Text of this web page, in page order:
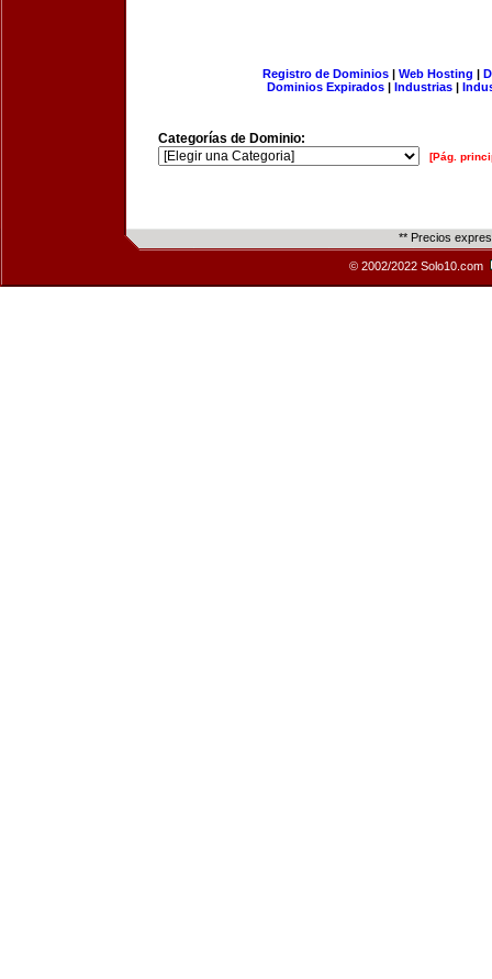
Registro de Dominios| Web Hosting |
Dominios Expirados | Industrias |
Categorías de Dominio:
[Pág.
** Precios
© 2002/2022 Solo10.com